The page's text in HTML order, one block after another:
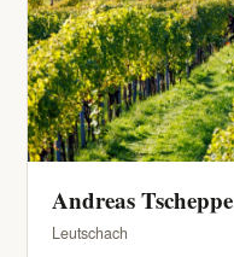
Andreas Tscheppe
Leutschach